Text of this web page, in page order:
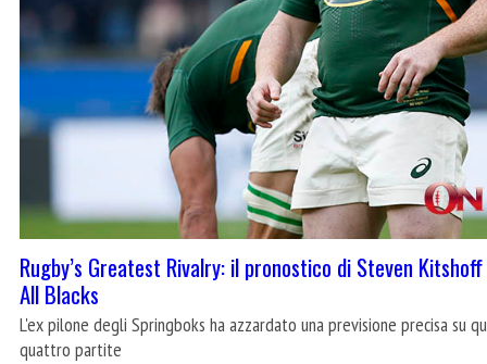
Rugby’s Greatest Rivalry: il pronostico di Steven
All Blacks
L'ex pilone degli Springboks ha azzardato una previsione precisa su
quattro partite